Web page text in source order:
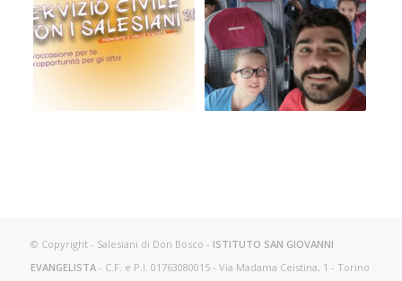
© Copyright - Salesiani di Don Bosco - ISTITUTO SAN GIOVANNI
EVANGELISTA- C.F. e P.I. 01763080015 - Via Madama Ceistina, 1 - Torino